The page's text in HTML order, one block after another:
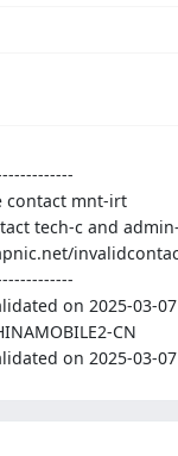
contact mnt-irt
tech-c and
on 2025-03-07
CN
on 2025-03-07